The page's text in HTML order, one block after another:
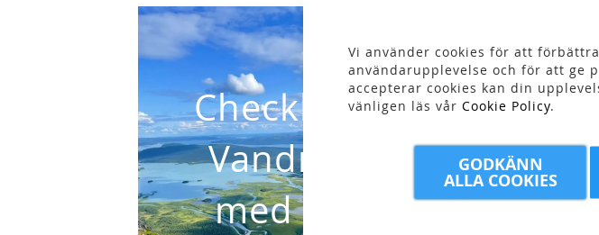
Vi använder cookies för att
användarupplevelse och för att ge
accepterar cookies kan din
vänligen läs vår Cookie Policy.
GODKÄNN
ALLA COOKIES
Checklista:
Vandring
med tält